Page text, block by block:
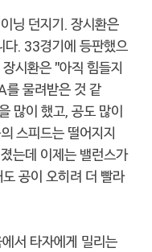
닝 던지기. 장시환은
. 33경기에 등판했으
시환은 "아직 힘들지
를 물려받은 것 같
많이 했고, 공도 많이
스피드는 떨어지지
는데 이제는 밸런스가
공이 오히려 더 빨라
서 타자에게 밀리는